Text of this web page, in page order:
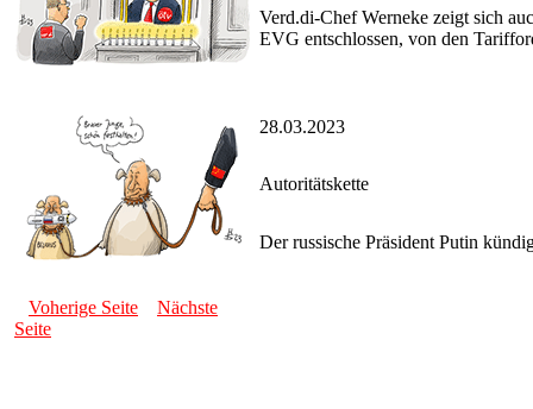
Verd.di-Chef Werneke zeigt sich
EVG entschlossen, von den
28.03.2023
Autoritätskette
Der russische Präsident Putin
Voherige Seite
Nächste
Seite